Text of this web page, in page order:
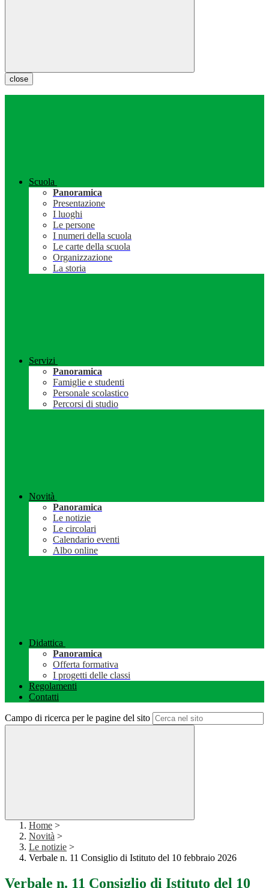
close
Scuola
Panoramica
Presentazione
I luoghi
Le persone
I numeri della scuola
Le carte della scuola
Organizzazione
La storia
Servizi
Panoramica
Famiglie e studenti
Personale scolastico
Percorsi di studio
Novità
Panoramica
Le notizie
Le circolari
Calendario eventi
Albo online
Didattica
Panoramica
Offerta formativa
I progetti delle classi
Regolamenti
Contatti
Campo di ricerca per le pagine del sito
Home >
Novità >
Le notizie >
Verbale n. 11 Consiglio di Istituto del 10 febbraio 2026
Verbale n. 11 Consiglio di Istituto del 10